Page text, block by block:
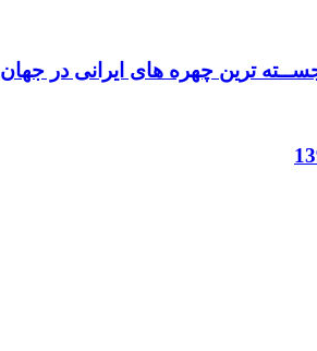
ترین چهره های ایرانی در جهان